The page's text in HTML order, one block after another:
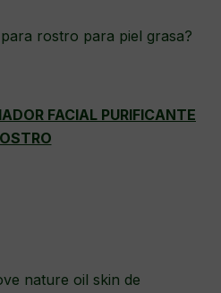
rostro para piel grasa?
FACIAL PURIFICANTE
nature oil skin de